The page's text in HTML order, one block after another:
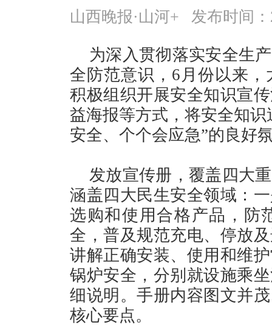
山西晚报·山河+ 发布时间：
为深入贯彻落实安全生
全防范意识，6月份以来
积极组织开展安全知识宣
益海报等方式，将安全知
安全、个个会应急”的良好
发放宣传册，覆盖四大
涵盖四大民生安全领域：
选购和使用合格产品，防
全，普及规范充电、停放
讲解正确安装、使用和维
锅炉安全，分别就设施乘
细说明。手册内容图文并
核心要点。